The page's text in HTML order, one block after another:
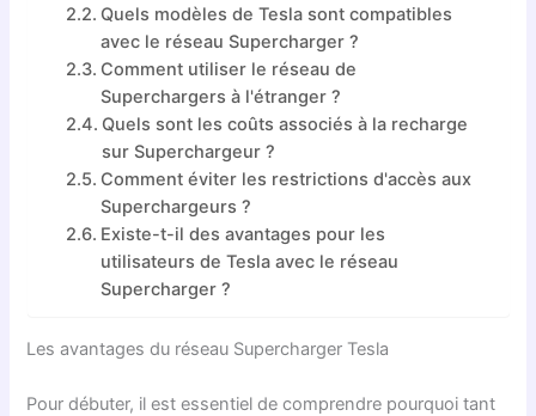
Quels modèles de Tesla sont compatibles
avec le réseau Supercharger ?
Comment utiliser le réseau de
Superchargers à l'étranger ?
Quels sont les coûts associés à la recharge
sur Superchargeur ?
Comment éviter les restrictions d'accès aux
Superchargeurs ?
Existe-t-il des avantages pour les
utilisateurs de Tesla avec le réseau
Supercharger ?
Les avantages du réseau Supercharger Tesla
Pour débuter, il est essentiel de comprendre pourquoi tant